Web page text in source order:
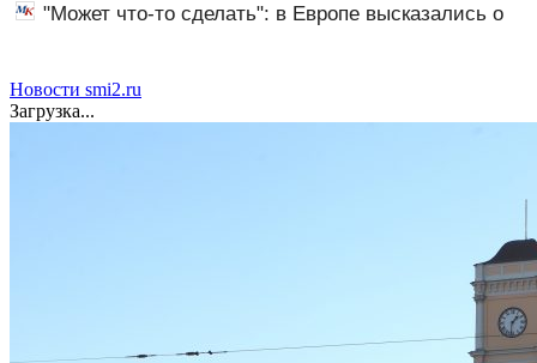
"Может что-то сделать": в Европе высказались о
Новости smi2.ru
Загрузка...